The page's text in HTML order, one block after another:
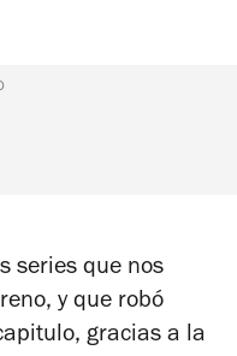
series que nos
y que robó
gracias a la